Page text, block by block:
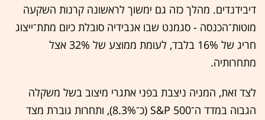
דיבידנדים. מהלך כזה גם ימשוך לראשונה קרנות השקעה
מוטות־הכנסה - סגמנט שבו אנבידיה סובלת כיום מתת־ייצוג
חריג של 16% בלבד, לעומת ממוצע של 32% אצל
מתחרותיה.
לצד זאת, המניה ניצבת בפני אתגרי מיצוב בשל משקלה
הגבוה במדד ה־S&P 500 (כ־8.3%), ותחרות גוברת מצד